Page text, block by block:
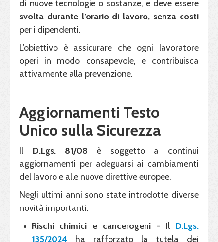
di nuove tecnologie o sostanze, e deve essere
svolta durante l’orario di lavoro, senza costi
per i dipendenti.
L’obiettivo è assicurare che ogni lavoratore
operi in modo consapevole, e contribuisca
attivamente alla prevenzione.
Aggiornamenti Testo
Unico sulla Sicurezza
Il D.Lgs. 81/08 è soggetto a continui
aggiornamenti per adeguarsi ai cambiamenti
del lavoro e alle nuove direttive europee.
Negli ultimi anni sono state introdotte diverse
novità importanti.
Rischi chimici e cancerogeni - Il D.Lgs.
135/2024 ha rafforzato la tutela dei